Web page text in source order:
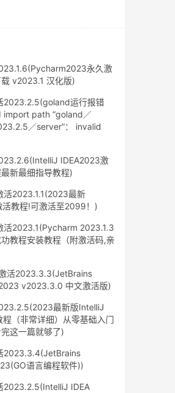
永久激
v2023.1 汉化版)
2023.2.5(goland运行报错
import path “goland／
／server“： invalid
IDEA2023激
新最细指导教程)
活2023.1.1(2023最新
教程!可激活至2099！)
活2023.1(Pycharm 2023.1.3
教程安装教程（附激活码,亲
活2023.3.3(JetBrains
v2023.3.0 中文激活版)
最新版IntelliJ
程（非常详细）从零基础入门
这一篇就够了)
2023.3.4(JetBrains
语言编程软件))
2023.2.5(IntelliJ IDEA